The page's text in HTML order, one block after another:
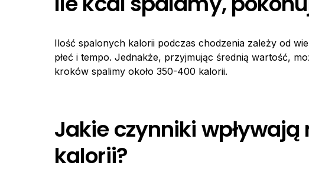
Ilość spalonych kalorii podczas chodzenia zależy od
płeć i tempo. Jednakże, przyjmując średnią wartość,
kroków spalimy około 350-400 kalorii.
Jakie czynniki
kalorii?